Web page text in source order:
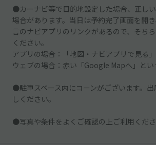
●カーナビ等で目的地設定した場合、正し
場合があります。当日は予約完了画面を開
言のナビアプリのリンクがあるので、そち
ください。
アプリの場合：「地図・ナビアプリで見る
ウェブの場合：赤い「Google Mapへ」とい
●駐車スペース内にコーンがございます。
しください。
●写真や条件をよくご確認の上ご利用くださ